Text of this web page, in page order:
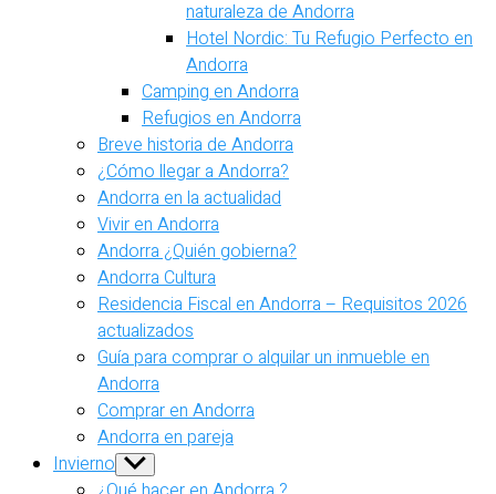
naturaleza de Andorra
Hotel Nordic: Tu Refugio Perfecto en
Andorra
Camping en Andorra
Refugios en Andorra
Breve historia de Andorra
¿Cómo llegar a Andorra?
Andorra en la actualidad
Vivir en Andorra
Andorra ¿Quién gobierna?
Andorra Cultura
Residencia Fiscal en Andorra – Requisitos 2026
actualizados
Guía para comprar o alquilar un inmueble en
Andorra
Comprar en Andorra
Andorra en pareja
Invierno Show
sub